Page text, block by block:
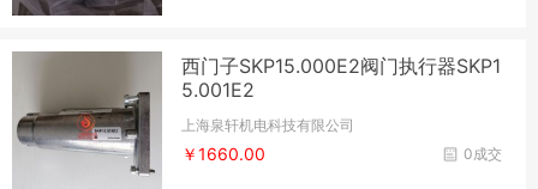
西门子SKP15.000E2阀门执行器SKP1
5.001E2
上海泉轩机电科技有限公司
0成交
￥1660.00